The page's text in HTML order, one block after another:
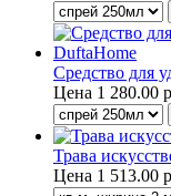
Средство для
Цена 1 280.00
Трава
Цена 1 513.00